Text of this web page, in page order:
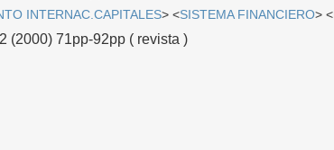
INTERNAC.CAPITALES> <SISTEMA FINANCIERO> <
(2000) 71pp-92pp ( revista )